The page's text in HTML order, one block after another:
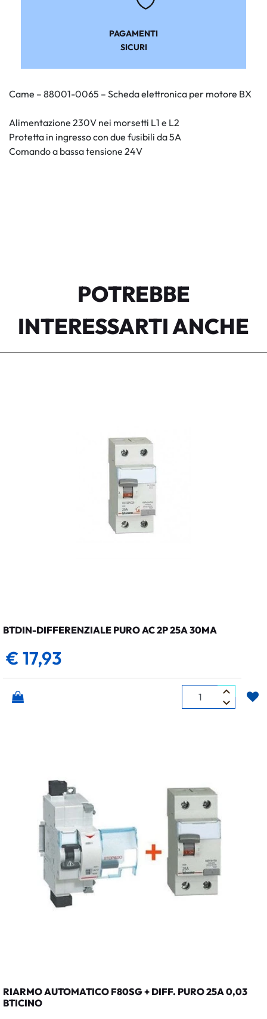
PAGAMENTI
SICURI
Came – 88001-0065 – Scheda elettronica per motore BX
Alimentazione 230V nei morsetti L1 e L2
Protetta in ingresso con due fusibili da 5A
Comando a bassa tensione 24V
POTREBBE
INTERESSARTI ANCHE
BTDIN-DIFFERENZIALE PURO AC 2P 25A 30MA
€ 17,93
Quantità
RIARMO AUTOMATICO F80SG + DIFF. PURO 25A 0,03
BTICINO